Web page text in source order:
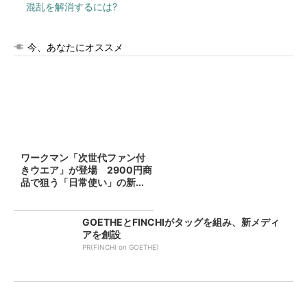
混乱を解消するには?
今、あなたにオススメ
ワークマン「次世代ファン付
きウエア」が登場 2900円商
品で狙う「日常使い」の新...
GOETHEとFINCHIがタッグを組み、新メディ
アを創設
PR(FINCHI on GOETHE)